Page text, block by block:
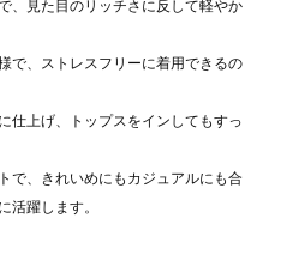
、見た目のリッチさに反して軽やか
で、ストレスフリーに着用できるの
仕上げ、トップスをインしてもすっ
で、きれいめにもカジュアルにも合
躍します。